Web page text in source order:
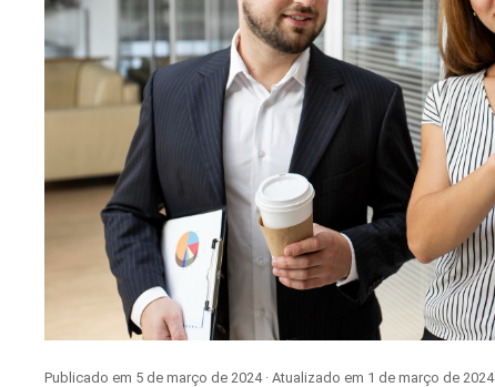
Publicado em 5 de março de 2024 · Atualizado em 1 de março de 2024